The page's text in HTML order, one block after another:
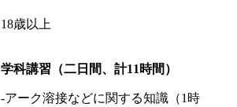
18歳以上
学科講習（二日間、計11時間）
-アーク溶接などに関する知識（1時